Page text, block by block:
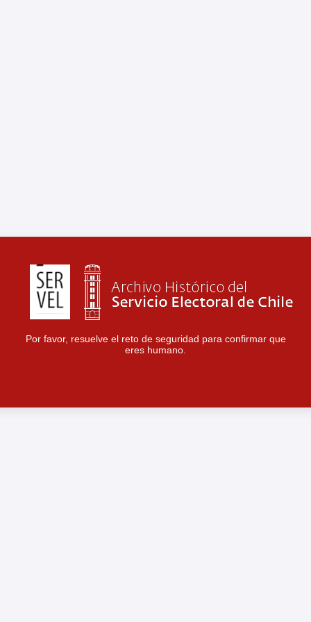
Por favor, resuelve el reto de seguridad para confirmar que
eres humano.